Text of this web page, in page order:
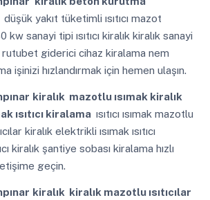
düşük yakıt tüketimli ısıtıcı mazot
kw sanayi tipi ısıtıcı kiralık kiralık sanayi
rutubet giderici cihaz kiralama nem
işinizi hızlandırmak için hemen ulaşın.
kiralık mazotlu ısımak kiralık
ısıtıcı kiralama ısıtıcı ısımak mazotlu
kiralık elektrikli ısımak ısıtıcı
kiralık şantiye sobası kiralama hızlı
geçin.
kiralık kiralık mazotlu ısıtıcılar